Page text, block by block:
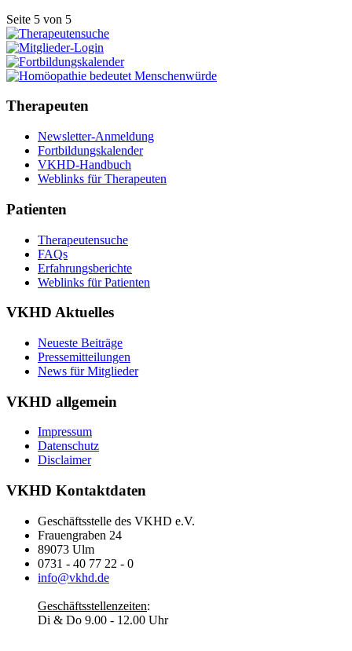
Seite 5 von 5
Therapeuten
Newsletter-Anmeldung
Fortbildungskalender
VKHD-Handbuch
Weblinks für Therapeuten
Patienten
Therapeutensuche
FAQs
Erfahrungsberichte
Weblinks für Patienten
VKHD Aktuelles
Neueste Beiträge
Pressemitteilungen
News für Mitglieder
VKHD allgemein
Impressum
Datenschutz
Disclaimer
VKHD Kontaktdaten
Geschäftsstelle des VKHD e.V.
Frauengraben 24
89073 Ulm
0731 - 40 77 22 - 0
info@vkhd.de
Geschäftsstellenzeiten:
Di & Do 9.00 - 12.00 Uhr